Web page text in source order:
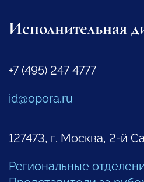
Исполнительная
+7 (495) 247 4777
id@opora.ru
127473, г. Москва, 2-й
Региональные